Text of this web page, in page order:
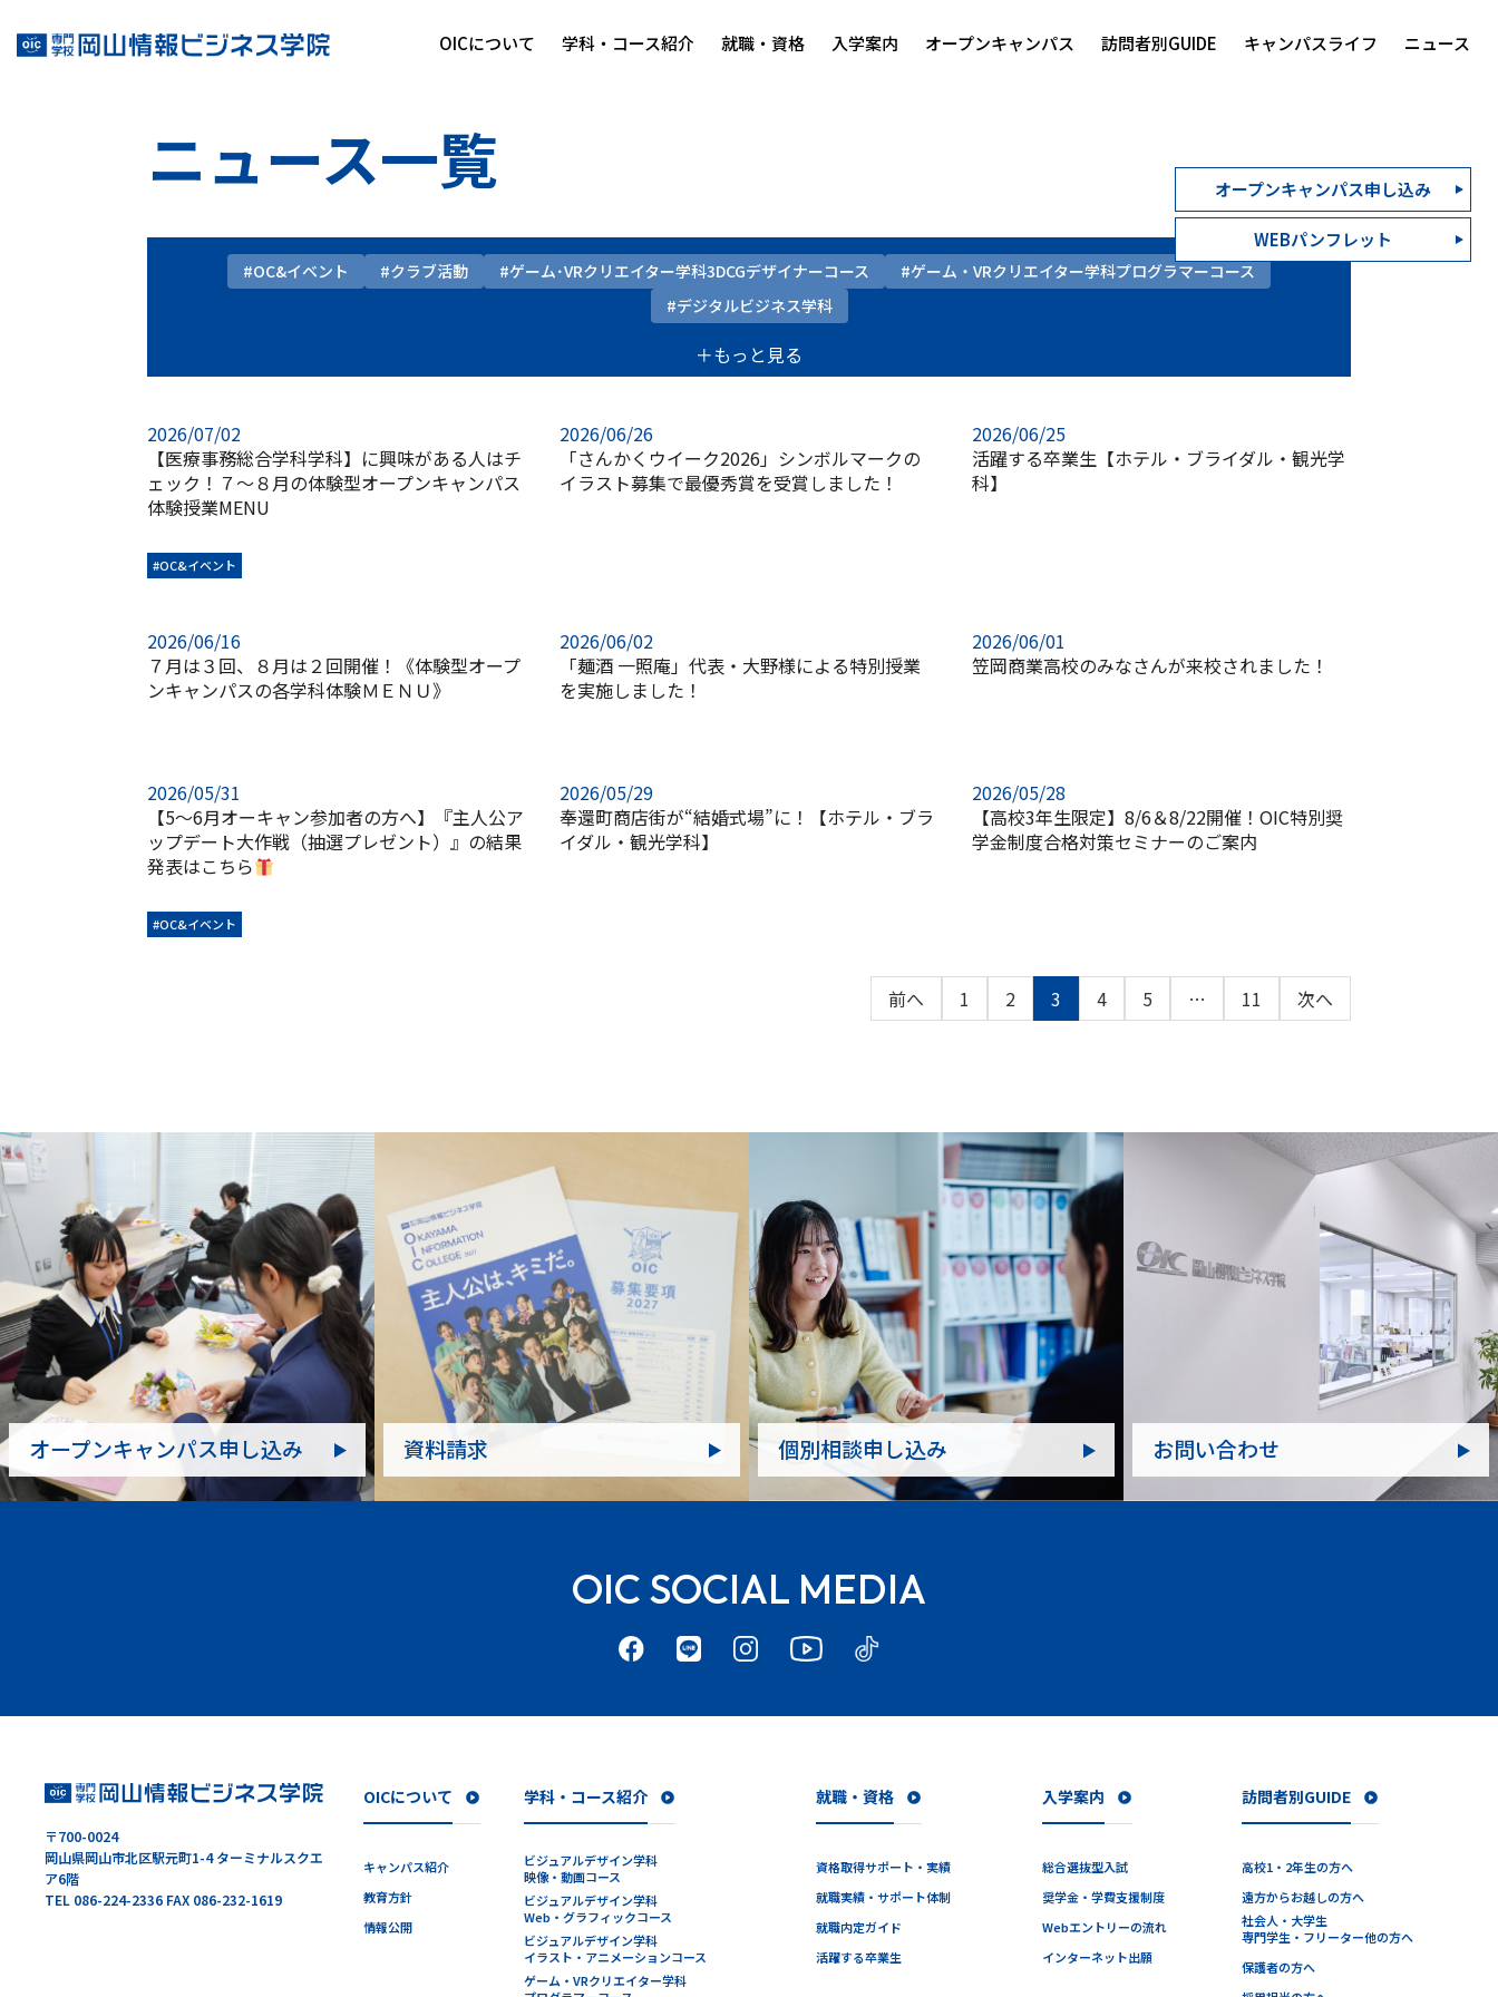
OICについて 学科・コース紹介 就職・資格 入学案内 オープンキャンパス 訪問者別GUIDE キャンパスライフ ニュース
ニュース一覧
#OC&イベント #クラブ活動 #ゲーム･VRクリエイター学科3DCGデザイナーコース
#ゲーム・VRクリエイター学科プログラマーコース
#デジタルビジネス学科
＋もっと見る
2026/07/02
【医療事務総合学科学科】に興味がある人はチ
ェック！７～８月の体験型オープンキャンパス
体験授業MENU
#OC&イベント
2026/06/26
「さんかくウイーク2026」シンボルマークの
イラスト募集で最優秀賞を受賞しました！
2026/06/25
活躍する卒業生【ホテル・ブライダル・観光学
科】
2026/06/16
７月は３回、８月は２回開催！《体験型オープ
ンキャンパスの各学科体験ＭＥＮＵ》
2026/06/02
「麺酒 一照庵」代表・大野様による特別授業
を実施しました！
2026/06/01
笠岡商業高校のみなさんが来校されました！
2026/05/31
【5～6月オーキャン参加者の方へ】『主人公ア
ップデート大作戦（抽選プレゼント）』の結果
発表はこちら
#OC&イベント
2026/05/29
奉還町商店街が“結婚式場”に！【ホテル・ブラ
イダル・観光学科】
2026/05/28
【高校3年生限定】8/6＆8/22開催！OIC特別奨
学金制度合格対策セミナーのご案内
前へ 1 2 3 4 5 … 11 次へ
オープンキャンパス申し込み 資料請求 個別相談申し込み お問い合わせ
OIC SOCIAL MEDIA
オープンキャンパス申し込み
WEBパンフレット
〒700-0024
岡山県岡山市北区駅元町1-4 ターミナルスクエ
ア6階
TEL 086-224-2336 FAX 086-232-1619
OICについて
キャンパス紹介
教育方針
情報公開
学科・コース紹介
ビジュアルデザイン学科
映像・動画コース
ビジュアルデザイン学科
Web・グラフィックコース
ビジュアルデザイン学科
イラスト・アニメーションコース
ゲーム・VRクリエイター学科
就職・資格
資格取得サポート・実績
就職実績・サポート体制
就職内定ガイド
活躍する卒業生
入学案内
総合選抜型入試
奨学金・学費支援制度
Webエントリーの流れ
インターネット出願
訪問者別GUIDE
高校1・2年生の方へ
遠方からお越しの方へ
社会人・大学生
専門学生・フリーター他の方へ
保護者の方へ